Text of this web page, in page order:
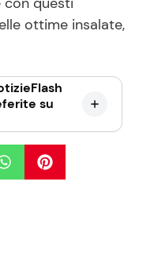
ottime insalate,
su